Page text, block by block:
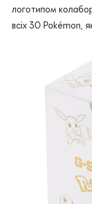
логотипом
всіх 30 Pokémon,